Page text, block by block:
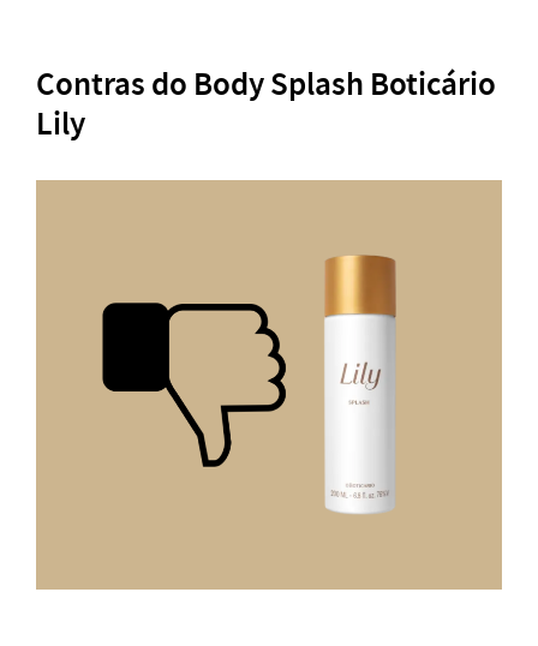
Contras do Body Splash Boticário
Lily